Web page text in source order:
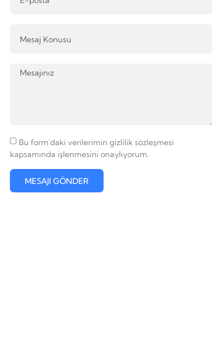
Bu form'daki verilerimin gizlilik sözleşmesi
kapsamında işlenmesini onaylıyorum.
MESAJI GÖNDER